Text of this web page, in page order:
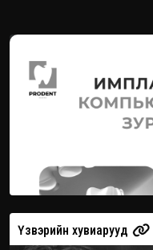
Үзвэрийн хувиарууд